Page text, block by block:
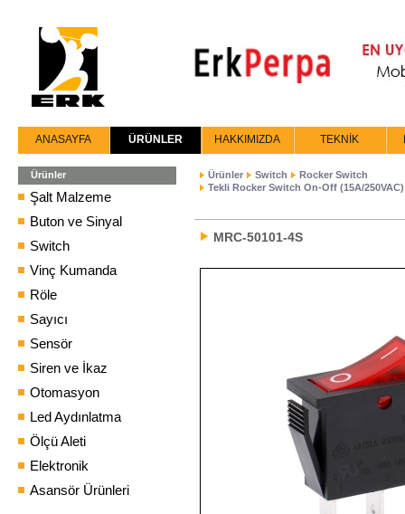
ANASAYFA ÜRÜNLER HAKKIMIZDA TEKNİK
Ürünler
Şalt Malzeme
Buton ve Sinyal
Switch
Vinç Kumanda
Röle
Sayıcı
Sensör
Siren ve İkaz
Otomasyon
Led Aydınlatma
Ölçü Aleti
Elektronik
Asansör Ürünleri
Ürünler Switch
Rocker Switch
Tekli Rocker Switch On-Off (15A/250VAC)
MRC-50101-4S